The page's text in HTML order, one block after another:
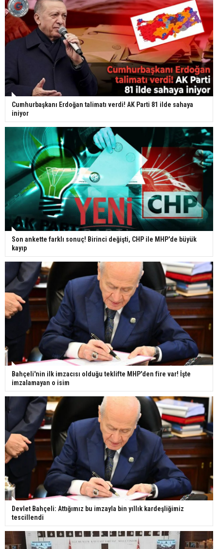
Cumhurbaşkanı Erdoğan talimatı verdi! AK Parti 81 ilde sahaya
iniyor
Son ankette farklı sonuç! Birinci değişti, CHP ile MHP'de büyük
kayıp
Bahçeli'nin ilk imzacısı olduğu teklifte MHP'den fire var! İşte
imzalamayan o isim
Devlet Bahçeli: Attığımız bu imzayla bin yıllık kardeşliğimiz
tescillendi